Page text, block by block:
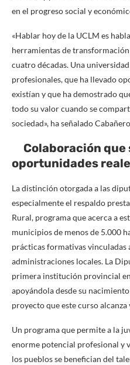
en el progreso social y
«Hablar hoy de la UCLM es
herramientas de
cuatro décadas. Una
profesionales, que ha llevado
existían y que ha demostrado
todo su valor cuando se
sociedad», ha señalado
Colaboración que
oportunidades
La distinción otorgada a las
especialmente el respaldo
Rural, programa que acerca a
municipios de menos de 5.000
prácticas formativas vinculadas
administraciones locales. La
primera institución provincial
apoyándola desde su
proyecto que este curso alcanza
Un programa que permite a la
enorme potencial profesional y
los pueblos se benefician del